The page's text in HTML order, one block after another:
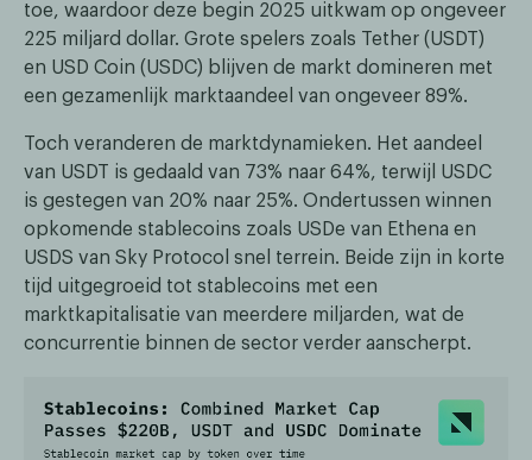
toe, waardoor deze begin 2025 uitkwam op ongeveer
225 miljard dollar. Grote spelers zoals Tether (USDT)
en USD Coin (USDC) blijven de markt domineren met
een gezamenlijk marktaandeel van ongeveer 89%.
Toch veranderen de marktdynamieken. Het aandeel
van USDT is gedaald van 73% naar 64%, terwijl USDC
is gestegen van 20% naar 25%. Ondertussen winnen
opkomende stablecoins zoals USDe van Ethena en
USDS van Sky Protocol snel terrein. Beide zijn in korte
tijd uitgegroeid tot stablecoins met een
marktkapitalisatie van meerdere miljarden, wat de
concurrentie binnen de sector verder aanscherpt.